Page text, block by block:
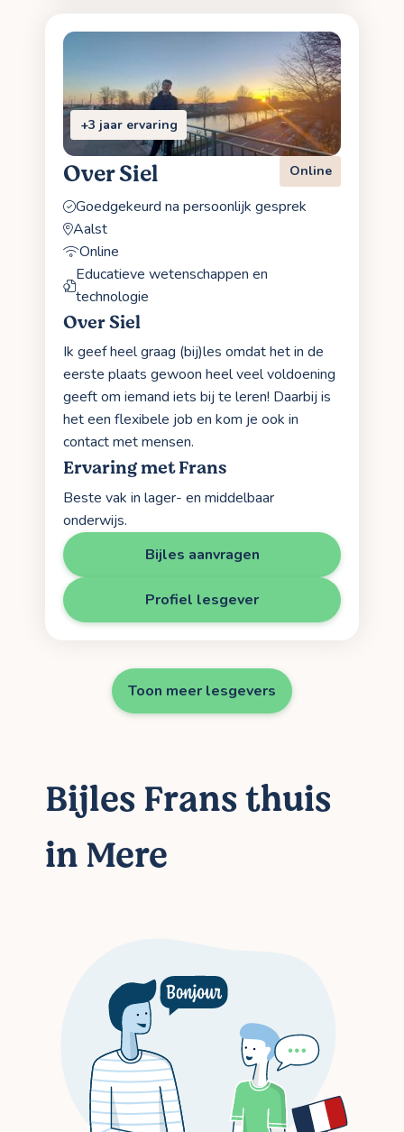
+3 jaar ervaring
Over Siel Online
Goedgekeurd na persoonlijk gesprek
Aalst
Online
Educatieve wetenschappen en
technologie
Over Siel
Ik geef heel graag (bij)les omdat het in de
eerste plaats gewoon heel veel voldoening
geeft om iemand iets bij te leren! Daarbij is
het een flexibele job en kom je ook in
contact met mensen.
Ervaring met Frans
Beste vak in lager- en middelbaar
onderwijs.
Bijles aanvragen
Profiel lesgever
Toon meer lesgevers
Bijles Frans thuis
in Mere